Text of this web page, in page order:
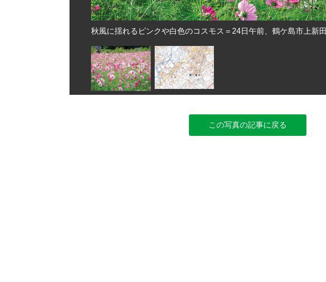
秋風に揺れるピンクや白色のコスモス＝24日午前、鶴ケ島市上新田
この写真の記事に戻る